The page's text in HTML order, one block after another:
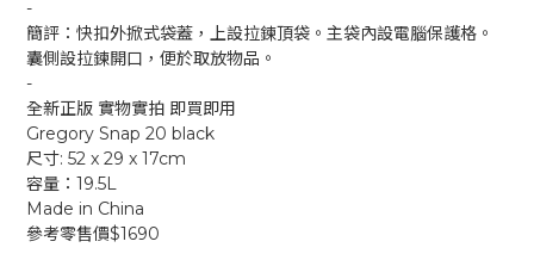
-
簡評：快扣外掀式袋蓋，上設拉鍊頂袋。主袋內設電腦保護格。
囊側設拉鍊開口，便於取放物品。
-
全新正版 實物實拍 即買即用
Gregory Snap 20 black
尺寸: 52 x 29 x 17cm
容量：19.5L
Made in China
參考零售價$1690